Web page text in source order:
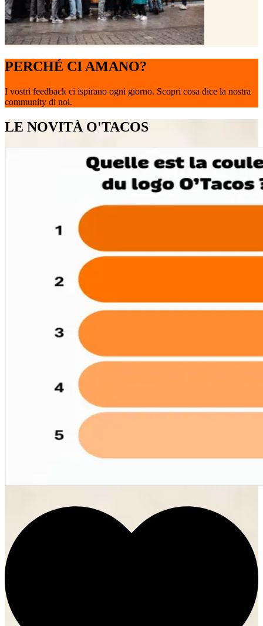
PERCHÉ CI AMANO?
I vostri feedback ci ispirano ogni giorno. Scopri cosa dice la nostra
community di noi.
LE NOVITÀ O'TACOS